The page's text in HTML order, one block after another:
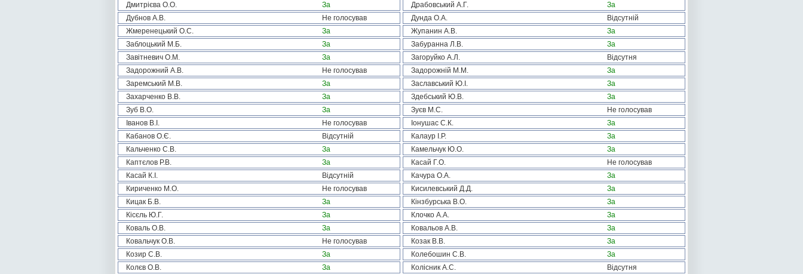
Дмитрієва О.О.
За Драбовський А.Г.
За
Дубнов А.В.
Не голосував Дунда О.А.
Відсутній
Жмеренецький О.С.
За Жупанин А.В.
За
Заблоцький М.Б.
За Забуранна Л.В.
За
Завітневич О.М.
За Загоруйко А.Л.
Відсутня
Задорожний А.В.
Не голосував Задорожній М.М.
За
Заремський М.В.
За Заславський Ю.І.
За
Захарченко В.В.
За Здебський Ю.В.
За
Зуб В.О.
За Зуєв М.С.
Не голосував
Іванов В.І.
Не голосував Іонушас С.К.
За
Кабанов О.Є.
Відсутній Калаур І.Р.
За
Кальченко С.В.
За Камельчук Ю.О.
За
Каптєлов Р.В.
За Касай Г.О.
Не голосував
Касай К.І.
Відсутній Качура О.А.
За
Кириченко М.О.
Не голосував Кисилевський Д.Д.
За
Кицак Б.В.
За Кінзбурська В.О.
За
Кісєль Ю.Г.
За Клочко А.А.
За
Коваль О.В.
За Ковальов А.В.
За
Ковальчук О.В.
Не голосував Козак В.В.
За
Козир С.В.
За Колебошин С.В.
За
Колєв О.В.
За Колісник А.С.
Відсутня